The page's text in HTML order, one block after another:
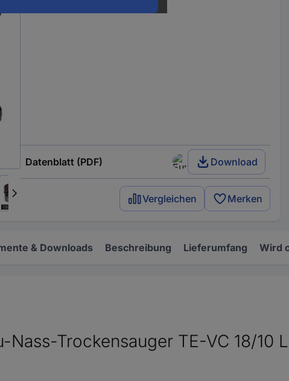
Datenblatt (PDF) Download
Vergleichen Merken
& Downloads Beschreibung Lieferumfang Wird
Nass-Trockensauger TE-VC 18/10